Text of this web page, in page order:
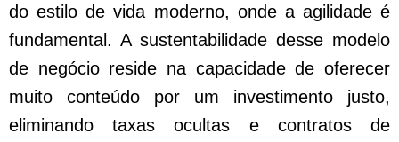
do estilo de vida moderno, onde a agilidade é
fundamental. A sustentabilidade desse modelo
de negócio reside na capacidade de oferecer
muito conteúdo por um investimento justo,
eliminando taxas ocultas e contratos de